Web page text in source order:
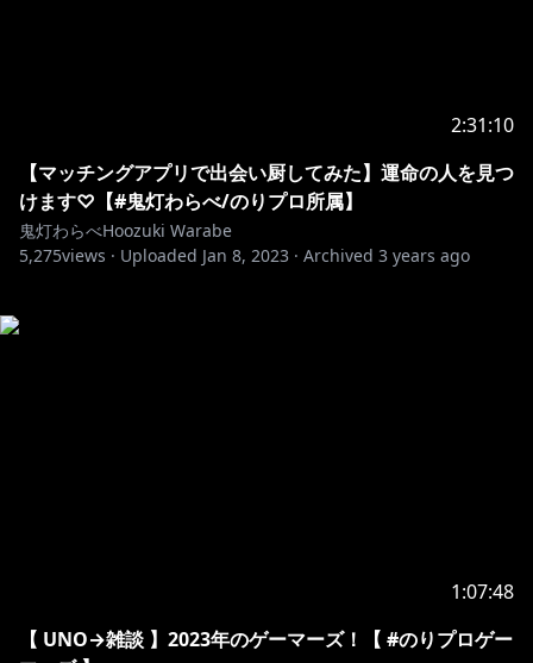
2:31:10
【マッチングアプリで出会い厨してみた】運命の人を見つ
けます♡【#鬼灯わらべ/のりプロ所属】
鬼灯わらべHoozuki Warabe
5,275views · Uploaded Jan 8, 2023 · Archived 3 years ago
1:07:48
【 UNO→雑談 】2023年のゲーマーズ！【 #のりプロゲー